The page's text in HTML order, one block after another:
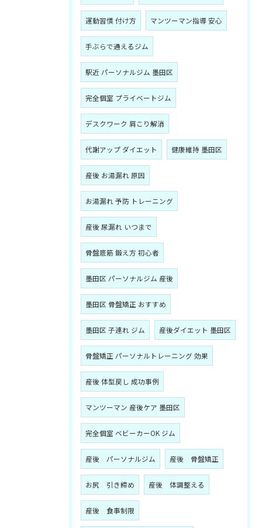
運動習慣 付け方 マンツーマン指導 安心
手ぶらで通えるジム
駅近 パーソナルジム 墨田区
完全個室 プライベートジム
デスクワーク 肩こり解消
代謝アップ ダイエット 健康維持 墨田区
産後 お湯漏れ 原因
お湯漏れ 予防 トレーニング
産後 尿漏れ いつまで
骨盤底筋 鍛え方 初心者
墨田区 パーソナルジム 産後
墨田区 骨盤矯正 おすすめ
墨田区 子連れ ジム 産後ダイエット 墨田区
骨盤矯正 パーソナルトレーニング 効果
産後 体型戻し 成功事例
マンツーマン 産後ケア 墨田区
完全個室 ベビーカーOK ジム
産後 パーソナルジム 産後 骨盤矯正
お尻 引き締め 産後 体調整える
産後 食事制限